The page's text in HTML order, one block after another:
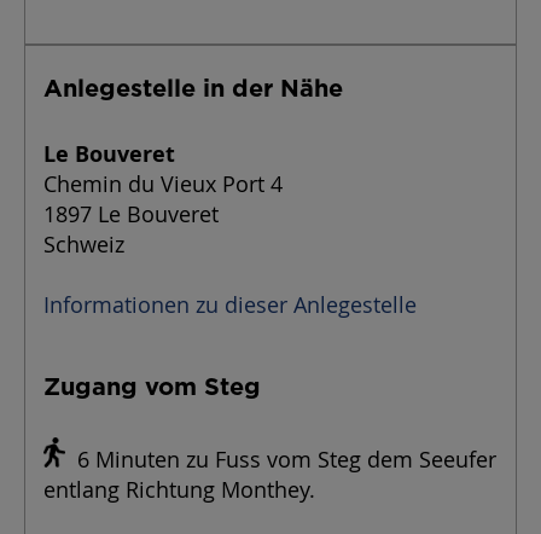
Anlegestelle in der Nähe
Le Bouveret
Chemin du Vieux Port 4
1897 Le Bouveret
Schweiz
Informationen zu dieser Anlegestelle
Zugang vom Steg
6 Minuten zu Fuss vom Steg dem Seeufer
entlang Richtung Monthey.